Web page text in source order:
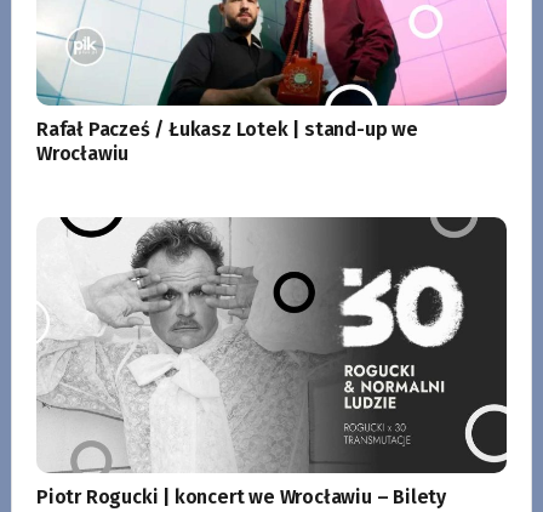
Rafał Pacześ / Łukasz Lotek | stand-up we
Wrocławiu
Piotr Rogucki | koncert we Wrocławiu – Bilety